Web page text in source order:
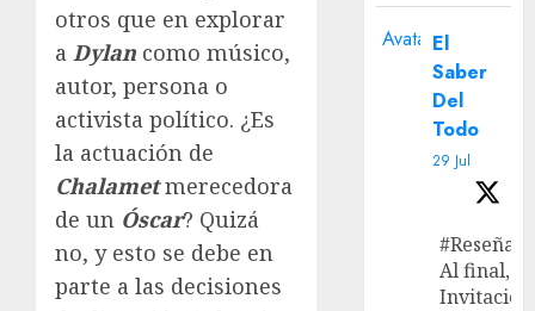
otros que en explorar
a Dylan como músico,
autor, persona o
activista político. ¿Es
la actuación de
Chalametmerecedora
de un Óscar? Quizá
no, y esto se debe en
parte a las decisiones
Avatar El
Saber
Del
Todo
29 Jul
#Reseña
Al final,